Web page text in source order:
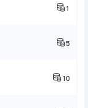
1
5
10